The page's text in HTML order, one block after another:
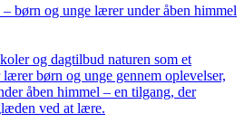
børn og unge lærer under åben himmel
og dagtilbud naturen som et
børn og unge gennem oplevelser,
åben himmel – en tilgang, der
ved at lære.